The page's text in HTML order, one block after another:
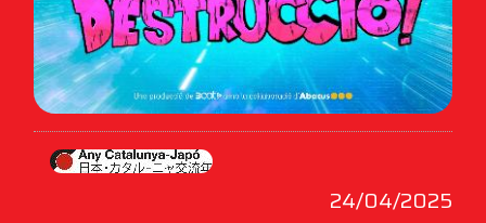
24/04/2025